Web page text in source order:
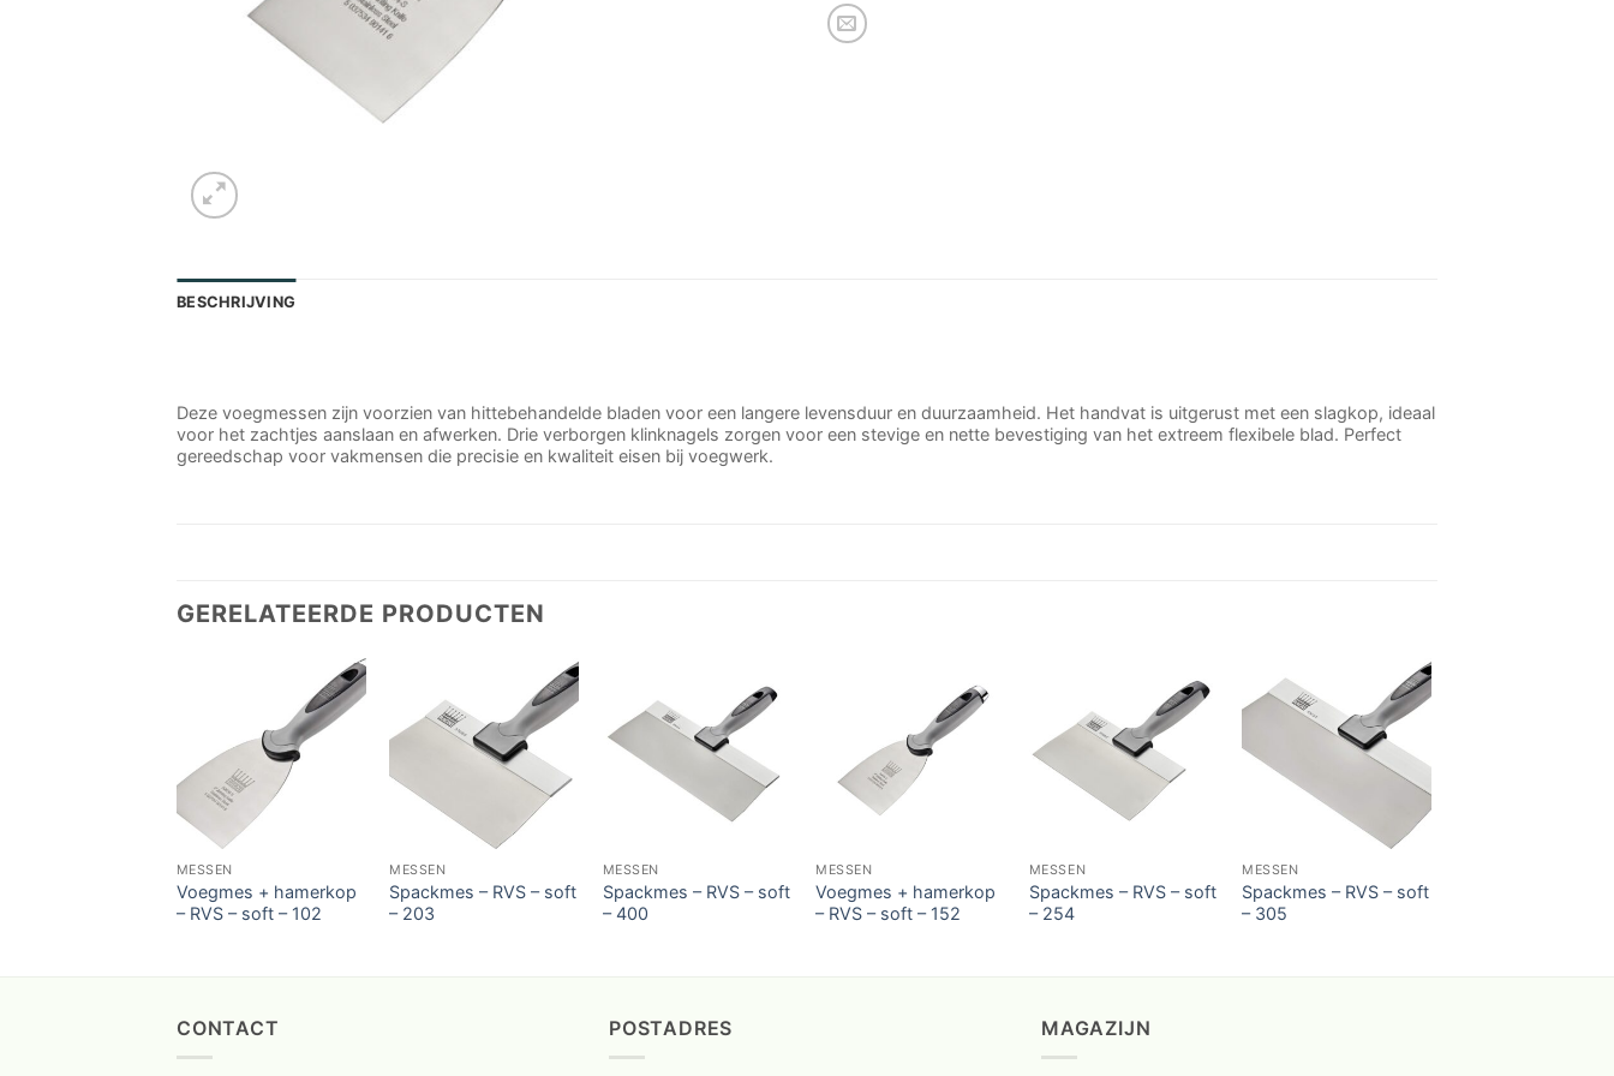
BESCHRIJVING
Deze voegmessen zijn voorzien van hittebehandelde bladen voor een langere levensduur en duurzaamheid. Het handvat is uitgerust met een slagkop, ideaal
voor het zachtjes aanslaan en afwerken. Drie verborgen klinknagels zorgen voor een stevige en nette bevestiging van het extreem flexibele blad. Perfect
gereedschap voor vakmensen die precisie en kwaliteit eisen bij voegwerk.
GERELATEERDE PRODUCTEN
MESSEN
Voegmes + hamerkop
– RVS – soft – 102
MESSEN
Spackmes – RVS – soft
– 203
MESSEN
Spackmes – RVS – soft
– 400
MESSEN
Voegmes + hamerkop
– RVS – soft – 152
MESSEN
Spackmes – RVS – soft
– 254
MESSEN
Spackmes – RVS – soft
– 305
CONTACT POSTADRES MAGAZIJN